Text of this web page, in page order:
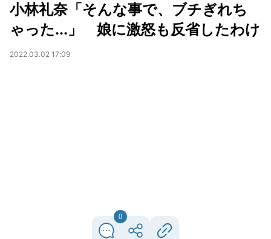
小林礼奈「そんな事で、ブチぎれち
ゃった...」 娘に激怒も反省したわけ
2022.03.02 17:09
0